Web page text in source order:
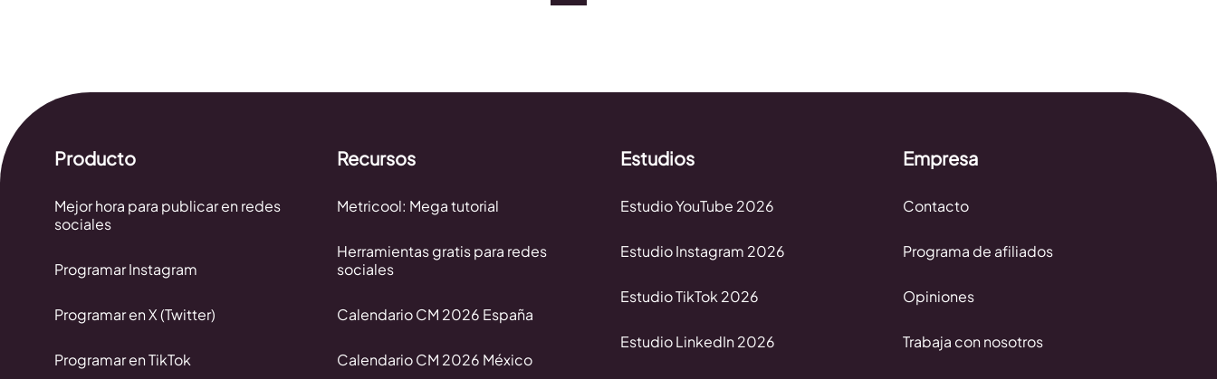
Producto
Mejor hora para publicar en redes
sociales
Programar Instagram
Programar en X (Twitter)
Programar en TikTok
Recursos
Metricool: Mega tutorial
Herramientas gratis para redes
sociales
Calendario CM 2026 España
Calendario CM 2026 México
Estudios
Estudio YouTube 2026
Estudio Instagram 2026
Estudio TikTok 2026
Estudio LinkedIn 2026
Empresa
Contacto
Programa de afiliados
Opiniones
Trabaja con nosotros